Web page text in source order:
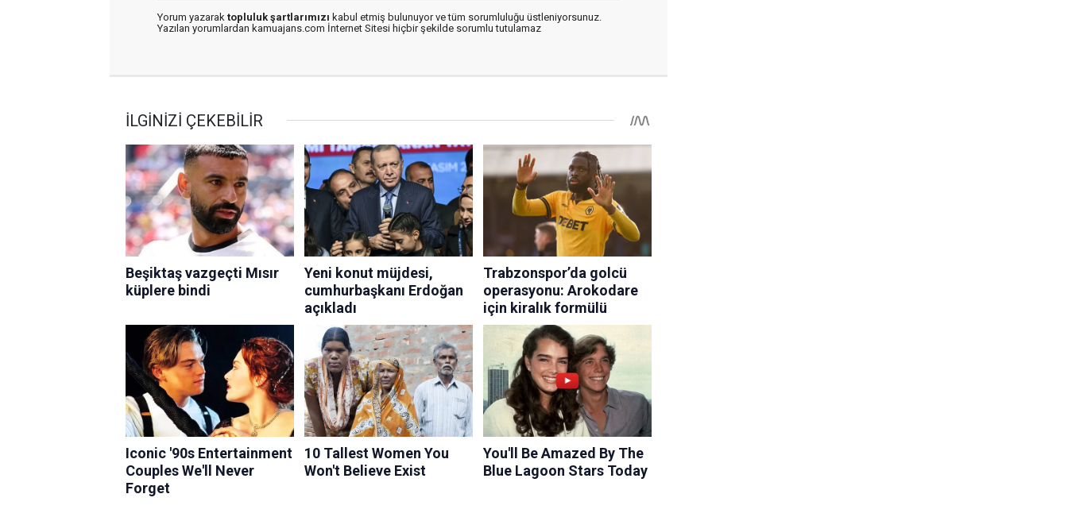
Yorum yazarak topluluk şartlarımızı kabul etmiş bulunuyor ve tüm sorumluluğu üstleniyorsunuz.
Yazılan yorumlardan kamuajans.com İnternet Sitesi hiçbir şekilde sorumlu tutulamaz